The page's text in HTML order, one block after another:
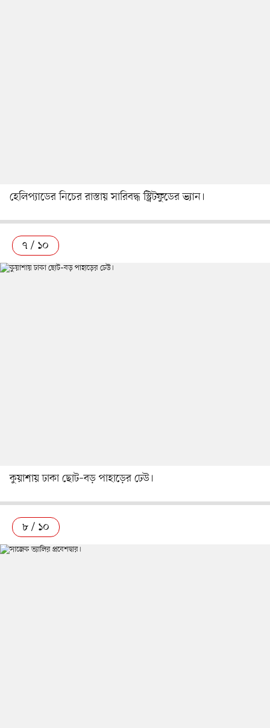
হেলিপ্যাডের নিচের রাস্তায় সারিবদ্ধ স্ট্রিটফুডের ভ্যান।
৭ / ১০
কুয়াশায় ঢাকা ছোট–বড় পাহাড়ের ঢেউ।
৮ / ১০